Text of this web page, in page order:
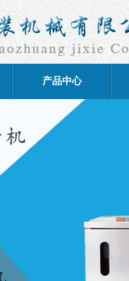
产品中心